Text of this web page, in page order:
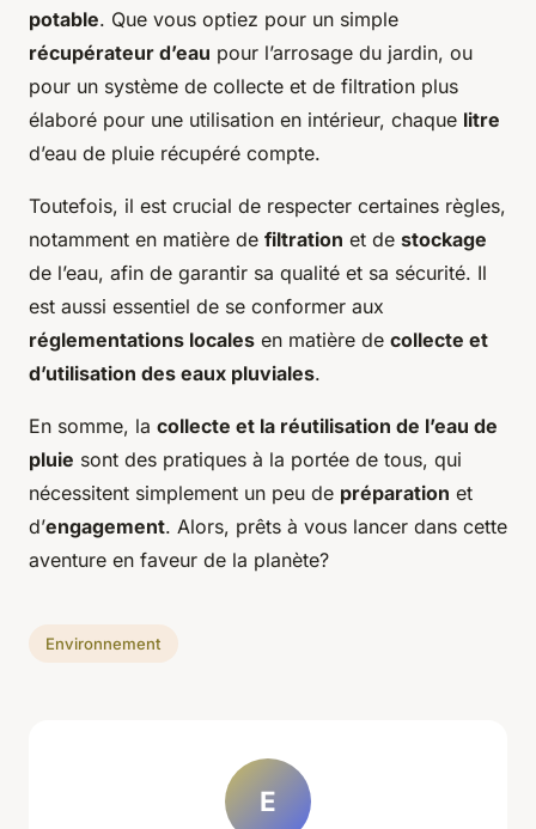
potable. Que vous optiez pour un simple
récupérateur d’eau pour l’arrosage du jardin, ou
pour un système de collecte et de filtration plus
élaboré pour une utilisation en intérieur, chaque litre
d’eau de pluie récupéré compte.
Toutefois, il est crucial de respecter certaines règles,
notamment en matière de filtration et de stockage
de l’eau, afin de garantir sa qualité et sa sécurité. Il
est aussi essentiel de se conformer aux
réglementations locales en matière de collecte et
d’utilisation des eaux pluviales.
En somme, la collecte et la réutilisation de l’eau de
pluie sont des pratiques à la portée de tous, qui
nécessitent simplement un peu de préparation et
d’engagement. Alors, prêts à vous lancer dans cette
aventure en faveur de la planète?
Environnement
E